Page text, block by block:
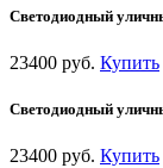
Светодиодный
23400 руб. Купить
Светодиодный
23400 руб. Купить